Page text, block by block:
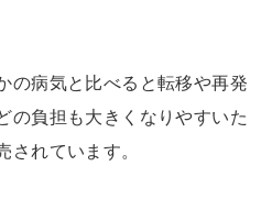
の病気と比べると転移や再発
の負担も大きくなりやすいた
されています。